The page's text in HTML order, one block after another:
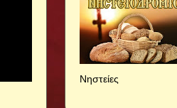
Νηστείες